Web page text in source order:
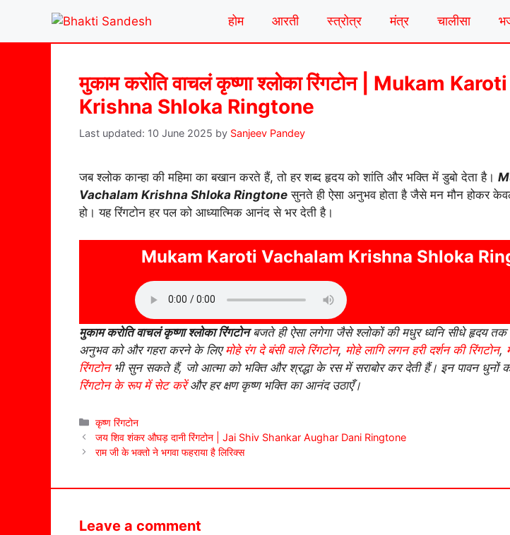
content
होम आरती स्त्रोत्र मंत्र चालीसा
मुकाम करोति वाचलं कृष्णा श्लोका रिंगटोन | Mukam
Krishna Shloka Ringtone
10 June 2025 by Sanjeev Pandey
जब श्लोक कान्हा की महिमा का बखान करते हैं, तो हर शब्द हृदय को शांति और भक्ति में डुबो देता है।
Vachalam Krishna Shloka Ringtone सुनते ही ऐसा अनुभव होता है जैसे मन मौन होकर
हो। यह रिंगटोन हर पल को आध्यात्मिक आनंद से भर देती है।
Mukam Karoti Vachalam Krishna Shloka
मुकाम करोति वाचलं कृष्णा श्लोका रिंगटोनबजते ही ऐसा लगेगा जैसे श्लोकों की मधुर ध्वनि सीधे हृदय तक
अनुभव को और गहरा करने के लिएमोहे रंग दे बंसी वाले रिंगटोन, मोहे लागि लगन हरी दर्शन की रिंगटोन,
रिंगटोनभी सुन सकते हैं, जो आत्मा को भक्ति और श्रद्धा के रस में सराबोर कर देती हैं। इन पावन धुनों
रिंगटोन के रूप में सेट करेंऔर हर क्षण कृष्ण भक्ति का आनंद उठाएँ।
Categories
कृष्ण रिंगटोन
जय शिव शंकर औघड़ दानी रिंगटोन | Jai Shiv Shankar Aughar Dani Ringtone
राम जी के भक्तो ने भगवा फहराया है लिरिक्स
Leave a comment